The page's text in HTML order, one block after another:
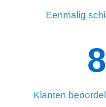
Eenmalig
Klanten